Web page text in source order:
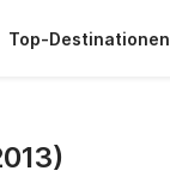
Top-Destinationen